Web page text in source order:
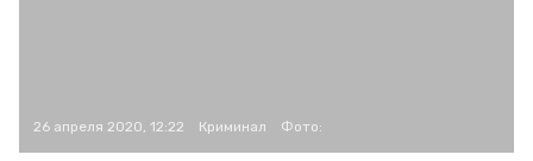
26 апреля 2020, 12:22 Криминал Фото: